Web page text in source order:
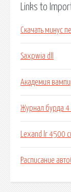
Links to
Скачать минус
Saxpwia dll
Академия
Журнал бурда
Lexand lr 4500
Расписание